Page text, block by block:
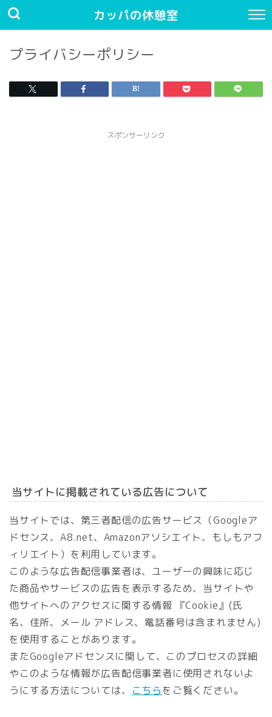
カッパの休憩室
プライバシーポリシー
スポンサーリンク
当サイトに掲載されている広告について
当サイトでは、第三者配信の広告サービス（Googleア
ドセンス、A8.net、Amazonアソシエイト、もしもアフ
ィリエイト）を利用しています。
このような広告配信事業者は、ユーザーの興味に応じ
た商品やサービスの広告を表示するため、当サイトや
他サイトへのアクセスに関する情報 『Cookie』(氏
名、住所、メール アドレス、電話番号は含まれません)
を使用することがあります。
またGoogleアドセンスに関して、このプロセスの詳細
やこのような情報が広告配信事業者に使用されないよ
うにする方法については、
こちらをご覧ください。